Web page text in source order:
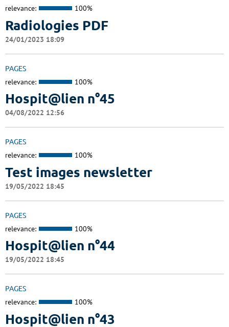
relevance: 100%
Radiologies PDF
24/01/2023 18:09
PAGES
relevance: 100%
Hospit@lien n°45
04/08/2022 12:56
PAGES
relevance: 100%
Test images newsletter
19/05/2022 18:45
PAGES
relevance: 100%
Hospit@lien n°44
19/05/2022 18:45
PAGES
relevance: 100%
Hospit@lien n°43